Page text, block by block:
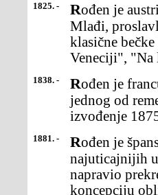
1825. - Rođen je austrijski kompozitor, violinista i dirigent Johan Štraus
Mlađi,
klasične
Veneciji", "Na
1838. - Rođen je francuski kompozitor Žorž Bize, autor opere "Karmen",
jednog od
izvođenje
1881. - Rođen je španski slikar i vajar Pablo Pikaso, jedan od najvećih i
najuticajnijih
napravio
koncepciju